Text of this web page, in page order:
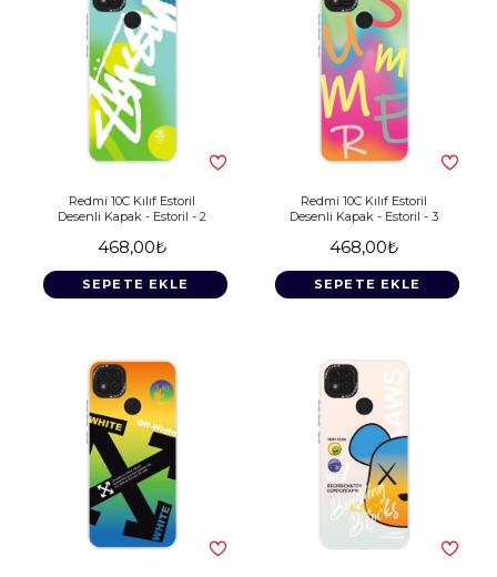
Redmi 10C Kılıf Estoril
Desenli Kapak - Estoril - 2
468,00₺
SEPETE EKLE
Redmi 10C Kılıf Estoril
Desenli Kapak - Estoril - 3
468,00₺
SEPETE EKLE